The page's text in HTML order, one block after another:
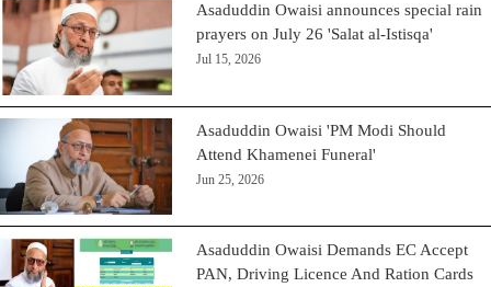
Asaduddin Owaisi announces special rain
prayers on July 26 'Salat al-Istisqa'
Jul 15, 2026
Asaduddin Owaisi 'PM Modi Should
Attend Khamenei Funeral'
Jun 25, 2026
Asaduddin Owaisi Demands EC Accept
PAN, Driving Licence And Ration Cards